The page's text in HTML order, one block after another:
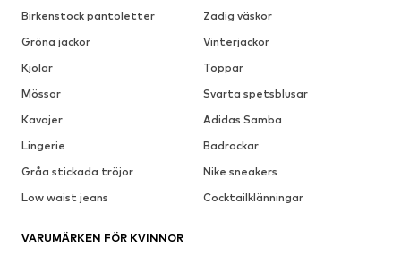
Birkenstock pantoletter
Zadig väskor
Gröna jackor
Vinterjackor
Kjolar
Toppar
Mössor
Svarta spetsblusar
Kavajer
Adidas Samba
Lingerie
Badrockar
Gråa stickada tröjor
Nike sneakers
Low waist jeans
Cocktailklänningar
VARUMÄRKEN FÖR KVINNOR